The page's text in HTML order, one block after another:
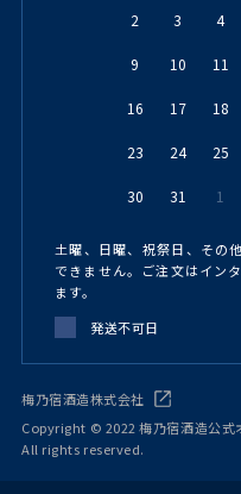
2 3 4
9 10 11
16 17 18
23 24 25
30 31 1
土曜、日曜、祝祭日、その
できません。ご注文はイン
ます。
発送不可日
梅乃宿酒造株式会社
Copyright © 2022 梅乃宿酒造公式
All rights reserved.